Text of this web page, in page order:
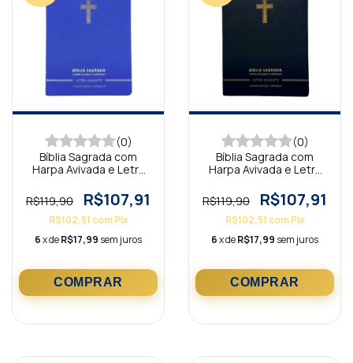
(0)
Bíblia Sagrada com
Harpa Avivada e Letra
Cruz Azul
R$119,90 R$107,91
R$102,51 com Pix
6x deR$17,99 sem juros
(0)
Bíblia Sagrada com
Harpa Avivada e Letra
Cruz Preta
R$119,90 R$107,91
R$102,51 com Pix
6x deR$17,99 sem juros